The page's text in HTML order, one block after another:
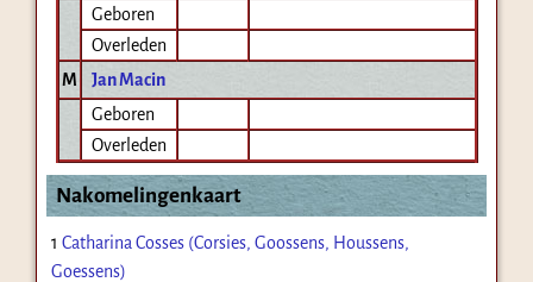
Geboren
Overleden
M
Jan Macin
Geboren
Overleden
Nakomelingenkaart
1 Catharina Cosses (Corsies, Goossens, Houssens,
Goessens)